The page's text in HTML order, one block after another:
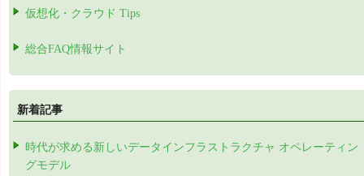
仮想化・クラウド Tips
総合FAQ情報サイト
新着記事
時代が求める新しいデータインフラストラクチャ オペレーティン
グモデル